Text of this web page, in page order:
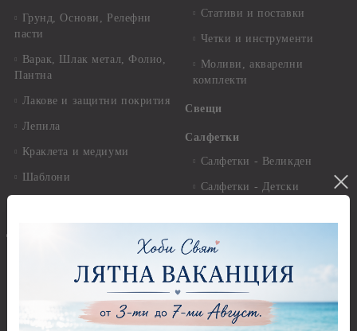
Грунд, Основи, Релефни
пасти
Варак, Шлак метал, Фолио,
Пантна
Лакове и защитни покрития
Лепила
Краклета и медиуми
Шаблони
Дизайнерски хартии
Дизайнерски хартии - 15.20
Дизайнерски хартии - 20.30
х 20.30 см.
Стативи и поставки
Четки и инструменти
Моливи, акварелни
комплекти
Свещи
Салфетки
Салфетки - Великден
Салфетки - Детски
Салфетки - Коледни и
Зимни
Салфетки - Морски
Салфетки - Музика